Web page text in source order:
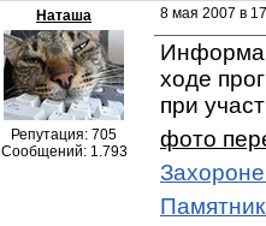
Наташа
Репутация: 705
Сообщений: 1.793
8 мая 2007 в
ходе
при
фото